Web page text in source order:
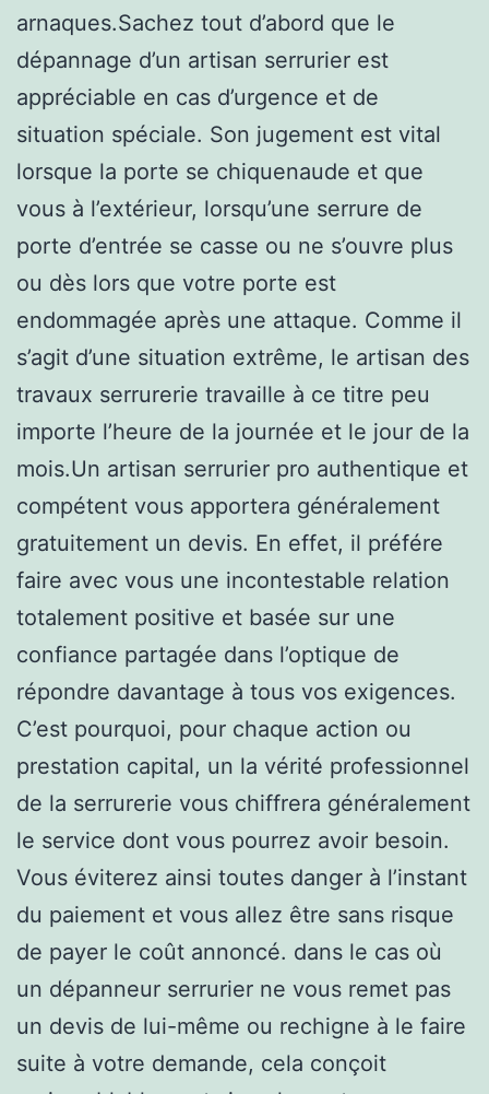
arnaques.Sachez tout d’abord que le
dépannage d’un artisan serrurier est
appréciable en cas d’urgence et de
situation spéciale. Son jugement est vital
lorsque la porte se chiquenaude et que
vous à l’extérieur, lorsqu’une serrure de
porte d’entrée se casse ou ne s’ouvre plus
ou dès lors que votre porte est
endommagée après une attaque. Comme il
s’agit d’une situation extrême, le artisan des
travaux serrurerie travaille à ce titre peu
importe l’heure de la journée et le jour de la
mois.Un artisan serrurier pro authentique et
compétent vous apportera généralement
gratuitement un devis. En effet, il préfére
faire avec vous une incontestable relation
totalement positive et basée sur une
confiance partagée dans l’optique de
répondre davantage à tous vos exigences.
C’est pourquoi, pour chaque action ou
prestation capital, un la vérité professionnel
de la serrurerie vous chiffrera généralement
le service dont vous pourrez avoir besoin.
Vous éviterez ainsi toutes danger à l’instant
du paiement et vous allez être sans risque
de payer le coût annoncé. dans le cas où
un dépanneur serrurier ne vous remet pas
un devis de lui-même ou rechigne à le faire
suite à votre demande, cela conçoit